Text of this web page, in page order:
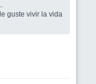
guste vivir la vida